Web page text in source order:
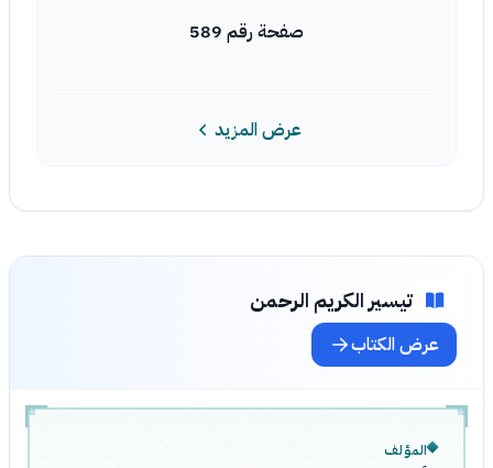
صفحة رقم 589
عرض المزيد
تيسير الكريم الرحمن
عرض الكتاب
المؤلف